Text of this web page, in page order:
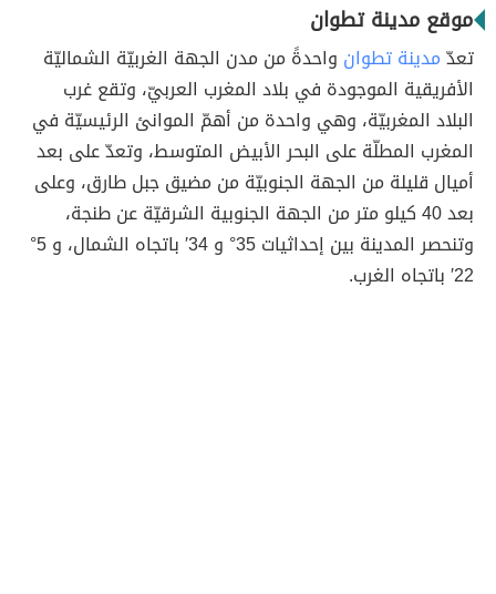
موقع مدينة تطوان
تعدّمدينة تطوان واحدةً من مدن الجهة الغربيّة الشماليّة
الأفريقية الموجودة في بلاد المغرب العربيّ، وتقع غرب
البلاد المغربيّة، وهي واحدة من أهمّ الموانئ الرئيسيّة في
المغرب المطلّة على البحر الأبيض المتوسط، وتعدّ على بعد
أميال قليلة من الجهة الجنوبيّة من مضيق جبل طارق، وعلى
بعد 40 كيلو متر من الجهة الجنوبية الشرقيّة عن طنجة،
وتنحصر المدينة بين إحداثيات 35° و 34′ باتجاه الشمال، و 5°
22′ باتجاه الغرب.